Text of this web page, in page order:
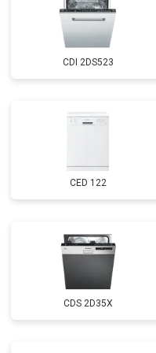
Замена нижнего уплотнителя
Замена заливного шланга с
системой Аквастоп
Диагностика
CDI 2DS523
CED 122
CDS 2D35X